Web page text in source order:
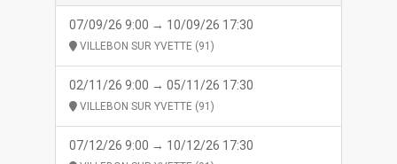
07/09/26 9:00 → 10/09/26 17:30
VILLEBON SUR YVETTE (91)
02/11/26 9:00 → 05/11/26 17:30
VILLEBON SUR YVETTE (91)
07/12/26 9:00 → 10/12/26 17:30